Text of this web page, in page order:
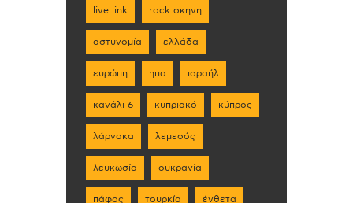
live link rock σκηνη
αστυνομία ελλάδα
ευρώπη ηπα ισραήλ
κανάλι 6 κυπριακό κύπρος
λάρνακα λεμεσός
λευκωσία ουκρανία
πάφος τουρκία ένθετα